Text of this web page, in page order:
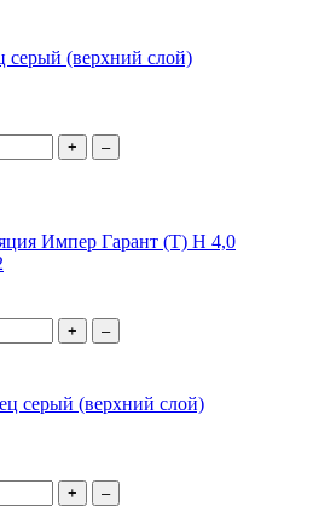
(верхний слой)
+
–
Импер Гарант (Т) Н 4,0
+
–
серый (верхний слой)
+
–